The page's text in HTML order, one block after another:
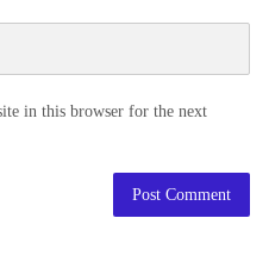
in this browser for the next